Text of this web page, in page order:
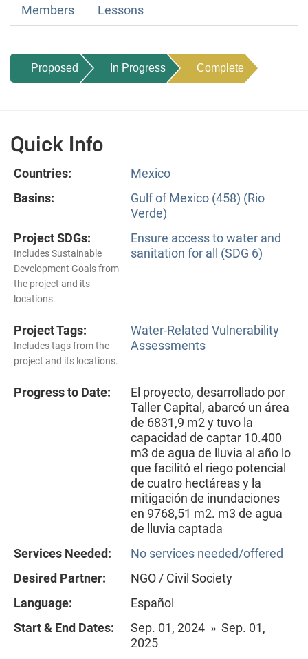
Members Lessons
Proposed In Progress Complete
Quick Info
Countries:
Mexico
Basins:
Gulf of Mexico (458) (Rio
Verde)
Project SDGs:
Includes Sustainable
Development Goals from
the project and its
locations.
Ensure access to water and
sanitation for all (SDG 6)
Project Tags:
Includes tags from the
project and its locations.
Water-Related Vulnerability
Assessments
Progress to Date:
El proyecto, desarrollado por
Taller Capital, abarcó un área
de 6831,9 m2 y tuvo la
capacidad de captar 10.400
m3 de agua de lluvia al año lo
que facilitó el riego potencial
de cuatro hectáreas y la
mitigación de inundaciones
en 9768,51 m2. m3 de agua
de lluvia captada
Services Needed:
No services needed/offered
Desired Partner:
NGO / Civil Society
Language:
Español
Start & End Dates:
Sep. 01, 2024 » Sep. 01,
2025